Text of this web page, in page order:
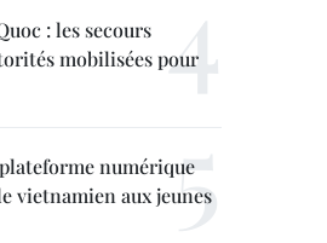
: les secours
mobilisées pour
numérique
vietnamien aux jeunes